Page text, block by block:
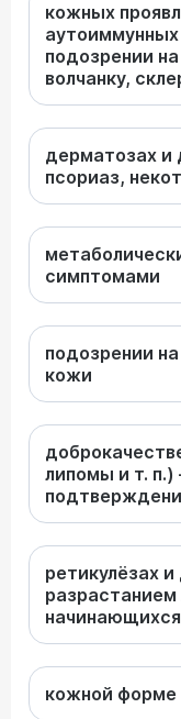
кожных
подозрении
волчанку,
дерматозах и
псориаз,
симптомами
подозрении
кожи
липомы и т.
ретикулёзах
кожной форме